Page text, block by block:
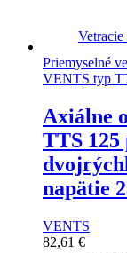
Vetracie
Priemyselné
VENTS typ
Axiálne
TTS
napätie
VENTS
82,61 €